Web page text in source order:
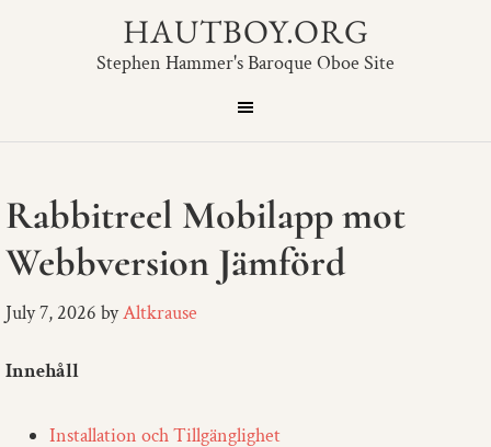
HAUTBOY.ORG
Stephen Hammer's Baroque Oboe Site
Rabbitreel Mobilapp mot
Webbversion Jämförd
July 7, 2026 byAltkrause
Innehåll
Installation och Tillgänglighet